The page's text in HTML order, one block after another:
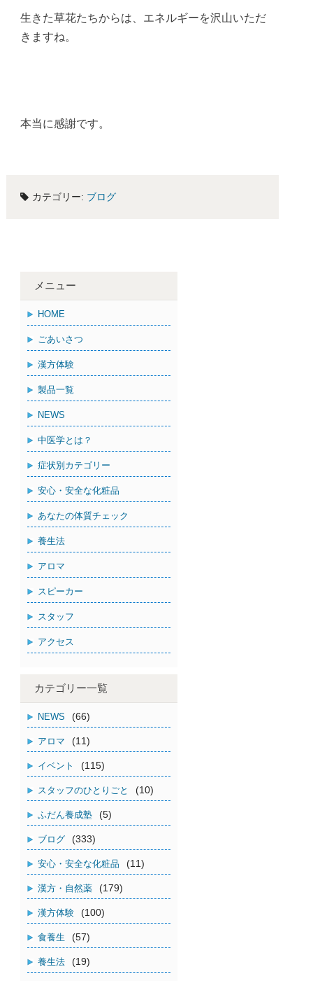
生きた草花たちからは、エネルギーを沢山いただ
きますね。
本当に感謝です。
カテゴリー: ブログ
メニュー
HOME
ごあいさつ
漢方体験
製品一覧
NEWS
中医学とは？
症状別カテゴリー
安心・安全な化粧品
あなたの体質チェック
養生法
アロマ
スピーカー
スタッフ
アクセス
カテゴリー一覧
NEWS (66)
アロマ (11)
イベント (115)
スタッフのひとりごと (10)
ふだん養成塾 (5)
ブログ (333)
安心・安全な化粧品 (11)
漢方・自然薬 (179)
漢方体験 (100)
食養生 (57)
養生法 (19)